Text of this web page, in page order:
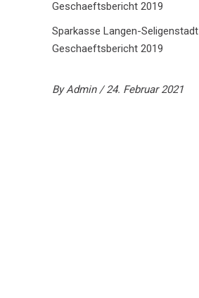
Sparkasse Langen-Seligenstadt
Geschaeftsbericht 2019
ByAdmin 24. Februar 2021